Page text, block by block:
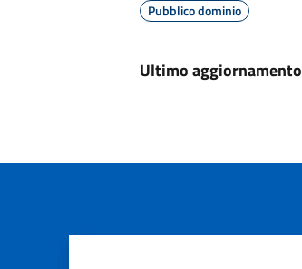
Pubblico dominio
Ultimo aggiornamento